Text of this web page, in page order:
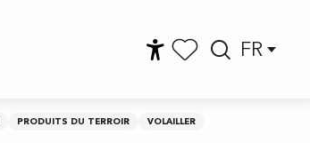
FR
PRODUITS DU TERROIR VOLAILLER